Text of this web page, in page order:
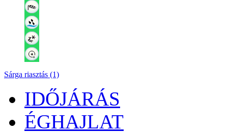
Sárga riasztás (1)
IDŐJÁRÁS
ÉGHAJLAT